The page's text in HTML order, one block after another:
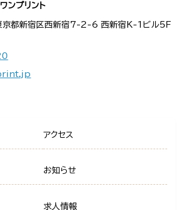
ンプリント
都新宿区西新宿7-2-6 西新宿K-1ビル5F
アクセス
お知らせ
求人情報